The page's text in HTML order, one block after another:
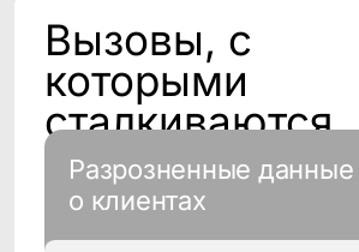
хранится в разных системах:
CRM, e-commerce, у ритейлеров,
в DMP, email-сервисах. Нет
единого клиентского профиля,
что мешает точечно работать